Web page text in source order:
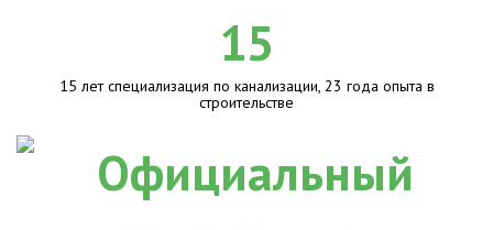
15
15 лет специализация по канализации, 23 года опыта в
строительстве